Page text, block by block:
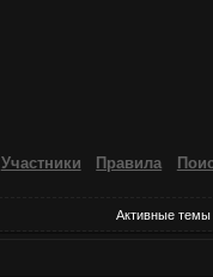
Участники Правила
Активные темы